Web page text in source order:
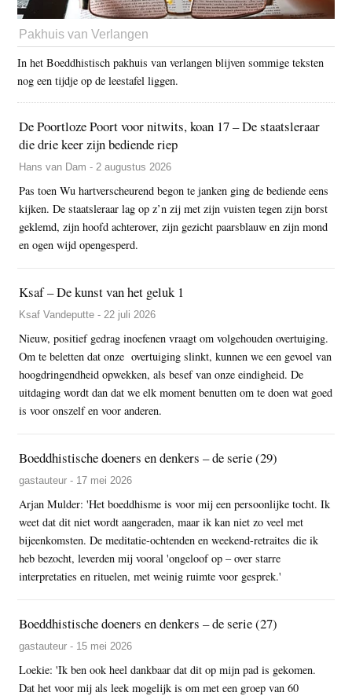
Pakhuis van Verlangen
In het Boeddhistisch pakhuis van verlangen blijven sommige teksten
nog een tijdje op de leestafel liggen.
De Poortloze Poort voor nitwits, koan 17 – De staatsleraar
die drie keer zijn bediende riep
Hans van Dam - 2 augustus 2026
Pas toen Wu hartverscheurend begon te janken ging de bediende eens
kijken. De staatsleraar lag op z’n zij met zijn vuisten tegen zijn borst
geklemd, zijn hoofd achterover, zijn gezicht paarsblauw en zijn mond
en ogen wijd opengesperd.
Ksaf – De kunst van het geluk 1
Ksaf Vandeputte - 22 juli 2026
Nieuw, positief gedrag inoefenen vraagt om volgehouden overtuiging.
Om te beletten dat onze overtuiging slinkt, kunnen we een gevoel van
hoogdringendheid opwekken, als besef van onze eindigheid. De
uitdaging wordt dan dat we elk moment benutten om te doen wat goed
is voor onszelf en voor anderen.
Boeddhistische doeners en denkers – de serie (29)
gastauteur - 17 mei 2026
Arjan Mulder: 'Het boeddhisme is voor mij een persoonlijke tocht. Ik
weet dat dit niet wordt aangeraden, maar ik kan niet zo veel met
bijeenkomsten. De meditatie-ochtenden en weekend-retraites die ik
heb bezocht, leverden mij vooral 'ongeloof op – over starre
interpretaties en rituelen, met weinig ruimte voor gesprek.'
Boeddhistische doeners en denkers – de serie (27)
gastauteur - 15 mei 2026
Loekie: 'Ik ben ook heel dankbaar dat dit op mijn pad is gekomen.
Dat het voor mij als leek mogelijk is om met een groep van 60